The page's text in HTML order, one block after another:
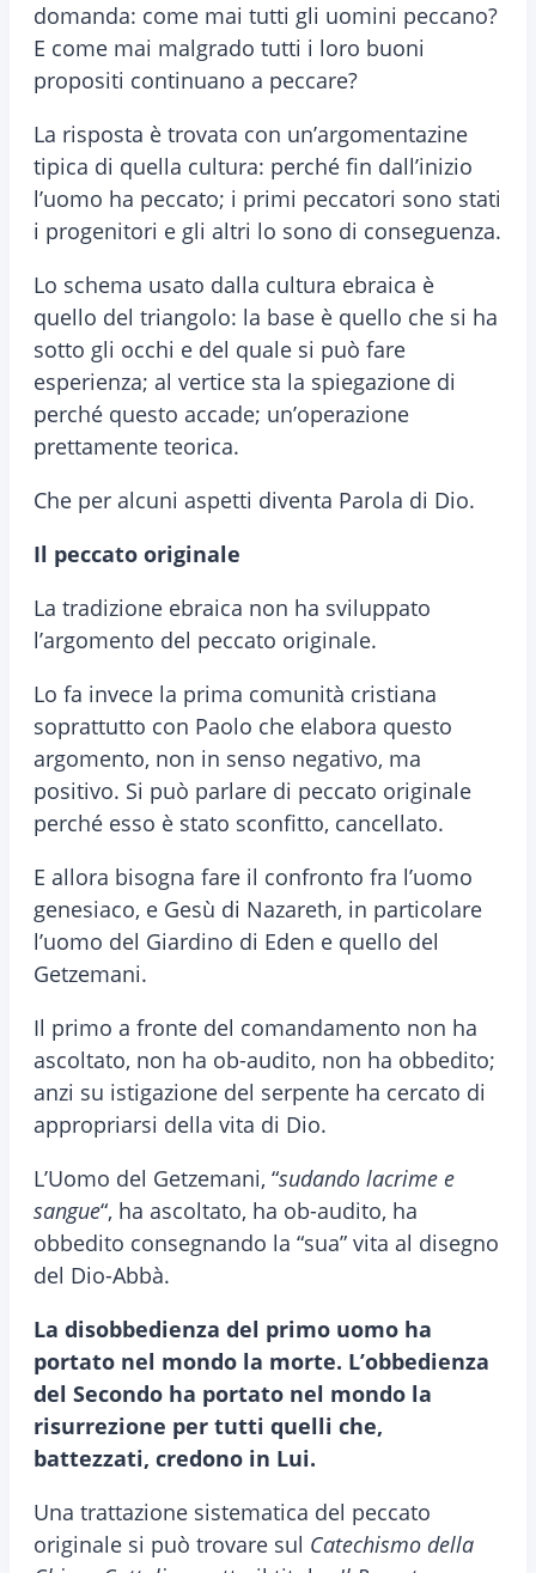
domanda: come mai tutti gli uomini peccano?
E come mai malgrado tutti i loro buoni
propositi continuano a peccare?
La risposta è trovata con un’argomentazine
tipica di quella cultura: perché fin dall’inizio
l’uomo ha peccato; i primi peccatori sono stati
i progenitori e gli altri lo sono di conseguenza.
Lo schema usato dalla cultura ebraica è
quello del triangolo: la base è quello che si ha
sotto gli occhi e del quale si può fare
esperienza; al vertice sta la spiegazione di
perché questo accade; un’operazione
prettamente teorica.
Che per alcuni aspetti diventa Parola di Dio.
Il peccato originale
La tradizione ebraica non ha sviluppato
l’argomento del peccato originale.
Lo fa invece la prima comunità cristiana
soprattutto con Paolo che elabora questo
argomento, non in senso negativo, ma
positivo. Si può parlare di peccato originale
perché esso è stato sconfitto, cancellato.
E allora bisogna fare il confronto fra l’uomo
genesiaco, e Gesù di Nazareth, in particolare
l’uomo del Giardino di Eden e quello del
Getzemani.
Il primo a fronte del comandamento non ha
ascoltato, non ha ob-audito, non ha obbedito;
anzi su istigazione del serpente ha cercato di
appropriarsi della vita di Dio.
L’Uomo del Getzemani, “sudando lacrime e
sangue“, ha ascoltato, ha ob-audito, ha
obbedito consegnando la “sua” vita al disegno
del Dio-Abbà.
La disobbedienza del primo uomo ha
portato nel mondo la morte. L’obbedienza
del Secondo ha portato nel mondo la
risurrezione per tutti quelli che,
battezzati, credono in Lui.
Una trattazione sistematica del peccato
originale si può trovare sul Catechismo della